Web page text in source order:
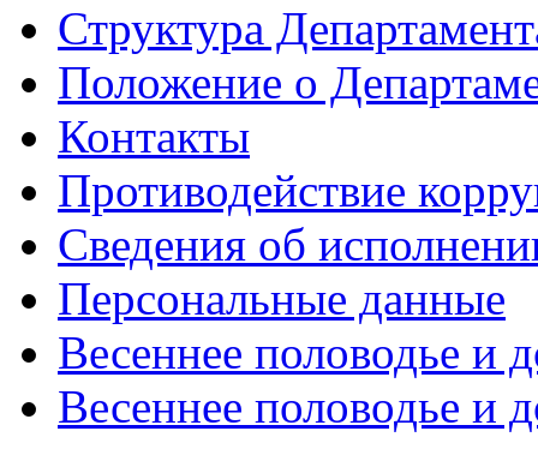
Структура
Положение о
Контакты
Противодействие
Сведения об
Персональные данные
Весеннее половодье и
Весеннее половодье и